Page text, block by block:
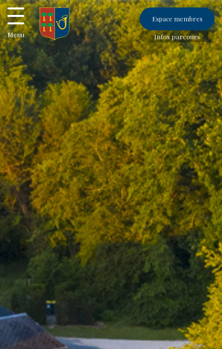
Menu
Espace membres
Infos parcours